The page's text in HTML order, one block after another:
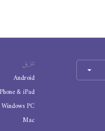
تنزيل
Android
& iPad
Windows PC
Mac